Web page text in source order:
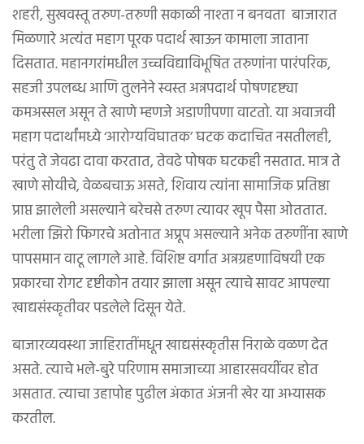
शहरी, सुखवस्तू तरुण-तरुणी सकाळी नाश्ता न बनवता बाजारात
मिळणारे अत्यंत महाग पूरक पदार्थ खाऊन कामाला जाताना
दिसतात. महानगरांमधील उच्चविद्याविभूषित तरुणांना पारंपरिक,
सहजी उपलब्ध आणि तुलनेने स्वस्त अन्नपदार्थ पोषणदृष्ट्या
कमअस्सल असून ते खाणे म्हणजे अडाणीपणा वाटतो. या अवाजवी
महाग पदार्थांमध्ये ‘आरोग्यविघातक’ घटक कदाचित नसतीलही,
परंतु ते जेवढा दावा करतात, तेवढे पोषक घटकही नसतात. मात्र ते
खाणे सोयीचे, वेळबचाऊ असते, शिवाय त्यांना सामाजिक प्रतिष्ठा
प्राप्त झालेली असल्याने बरेचसे तरुण त्यावर खूप पैसा ओततात.
भरीला झिरो फिगरचे अतोनात अप्रूप असल्याने अनेक तरुणींना खाणे
पापसमान वाटू लागले आहे. विशिष्ट वर्गात अन्नग्रहणाविषयी एक
प्रकारचा रोगट दृष्टीकोन तयार झाला असून त्याचे सावट आपल्या
खाद्यसंस्कृतीवर पडलेले दिसून येते.
बाजारव्यवस्था जाहिरातींमधून खाद्यसंस्कृतीस निराळे वळण देत
असते. त्याचे भले-बुरे परिणाम समाजाच्या आहारसवयींवर होत
असतात. त्याचा उहापोह पुढील अंकात अंजनी खेर या अभ्यासक
करतील.